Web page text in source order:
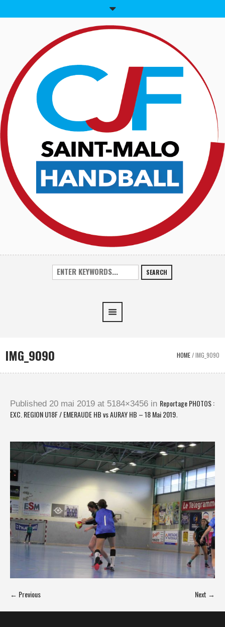
SEARCH
IMG_9090 HOME/IMG_9090
Published 20 mai 2019 at 5184×3456 in Reportage PHOTOS :
EXC. REGION U18F / EMERAUDE HB vs AURAY HB – 18 Mai 2019.
← Previous Next →